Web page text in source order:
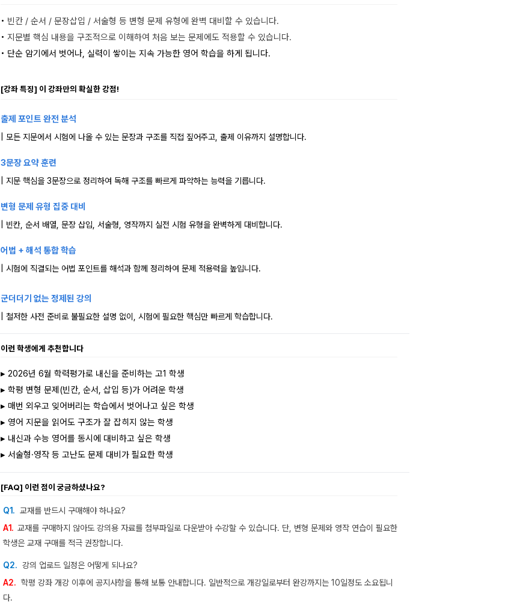
• 빈칸 / 순서 / 문장삽입 / 서술형 등 변형 문제 유형에 완벽 대비할 수 있습니다.
• 지문별 핵심 내용을 구조적으로 이해하여 처음 보는 문제에도 적용할 수 있습니다.
• 단순 암기에서 벗어나, 실력이 쌓이는 지속 가능한 영어 학습을 하게 됩니다.
[강좌 특징] 이 강좌만의 확실한 강점!
출제 포인트 완전 분석
| 모든 지문에서 시험에 나올 수 있는 문장과 구조를 직접 짚어주고, 출제 이유까지 설명합니다.
3문장 요약 훈련
| 지문 핵심을 3문장으로 정리하여 독해 구조를 빠르게 파악하는 능력을 기릅니다.
변형 문제 유형 집중 대비
| 빈칸, 순서 배열, 문장 삽입, 서술형, 영작까지 실전 시험 유형을 완벽하게 대비합니다.
어법 + 해석 통합 학습
| 시험에 직결되는 어법 포인트를 해석과 함께 정리하여 문제 적용력을 높입니다.
군더더기 없는 정제된 강의
| 철저한 사전 준비로 불필요한 설명 없이, 시험에 필요한 핵심만 빠르게 학습합니다.
이런 학생에게 추천합니다
▸ 2026년 6월 학력평가로 내신을 준비하는 고1 학생
▸ 학평 변형 문제(빈칸, 순서, 삽입 등)가 어려운 학생
▸ 매번 외우고 잊어버리는 학습에서 벗어나고 싶은 학생
▸ 영어 지문을 읽어도 구조가 잘 잡히지 않는 학생
▸ 내신과 수능 영어를 동시에 대비하고 싶은 학생
▸ 서술형·영작 등 고난도 문제 대비가 필요한 학생
[FAQ] 이런 점이 궁금하셨나요?
Q1. 교재를 반드시 구매해야 하나요?
A1. 교재를 구매하지 않아도 강의용 자료를 첨부파일로 다운받아 수강할 수 있습니다. 단, 변형 문제와 영작 연습이 필요한
학생은 교재 구매를 적극 권장합니다.
Q2. 강의 업로드 일정은 어떻게 되나요?
A2. 학평 강좌 개강 이후에 공지사항을 통해 보통 안내합니다. 일반적으로 개강일로부터 완강까지는 10일정도 소요됩니
다.